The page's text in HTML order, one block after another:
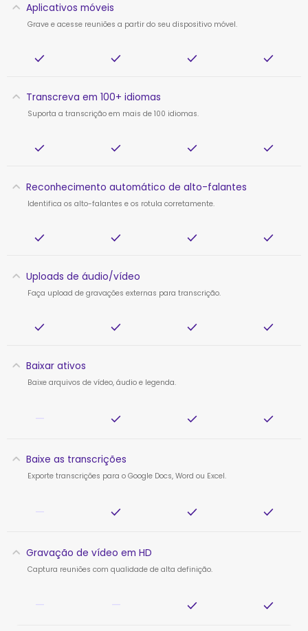
Aplicativos móveis
Grave e acesse reuniões a partir do seu dispositivo móvel.
Transcreva em 100+ idiomas
Suporta a transcrição em mais de 100 idiomas.
Reconhecimento automático de alto-falantes
Identifica os alto-falantes e os rotula corretamente.
Uploads de áudio/vídeo
Faça upload de gravações externas para transcrição.
Baixar ativos
Baixe arquivos de vídeo, áudio e legenda.
—
Baixe as transcrições
Exporte transcrições para o Google Docs, Word ou Excel.
—
Gravação de vídeo em HD
Captura reuniões com qualidade de alta definição.
— —